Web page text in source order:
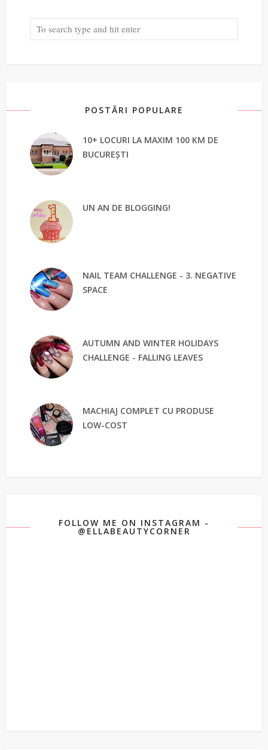
POSTĂRI POPULARE
10+ LOCURI LA MAXIM 100 KM DE
BUCUREȘTI
UN AN DE BLOGGING!
NAIL TEAM CHALLENGE - 3. NEGATIVE
SPACE
AUTUMN AND WINTER HOLIDAYS
CHALLENGE - FALLING LEAVES
MACHIAJ COMPLET CU PRODUSE
LOW-COST
FOLLOW ME ON INSTAGRAM -
@ELLABEAUTYCORNER